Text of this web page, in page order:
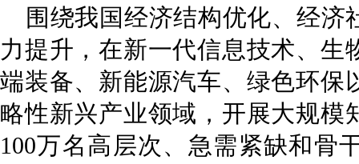
围绕我国经济结构优化、经
力提升，在新一代信息技术、生
端装备、新能源汽车、绿色环保
略性新兴产业领域，开展大规模
100万名高层次、急需紧缺和骨